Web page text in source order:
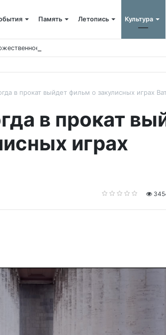
Память Летопись Культура
богослужение в память о святых
в прокат выйдет фильм о закулисных играх
в прокат
играх